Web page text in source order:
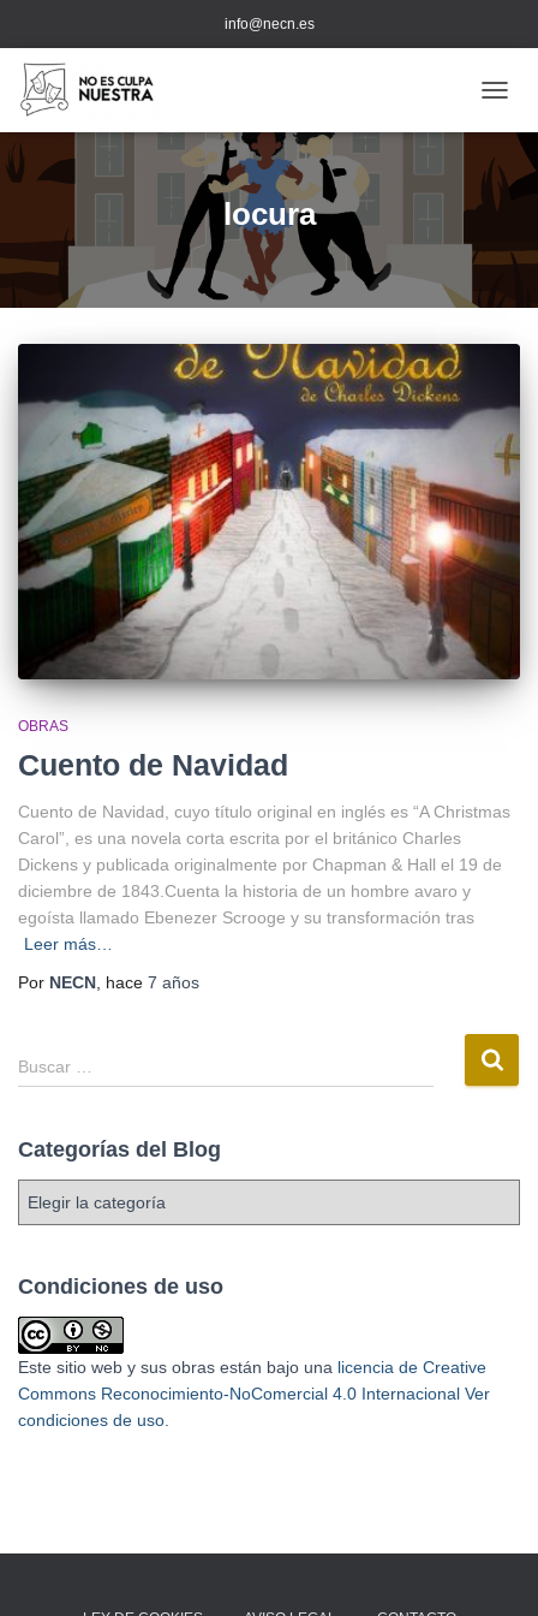
info@necn.es
locura
OBRAS
Cuento de Navidad
Cuento de Navidad, cuyo título original en inglés es “A Christmas
Carol”, es una novela corta escrita por el británico Charles
Dickens y publicada originalmente por Chapman & Hall el 19 de
diciembre de 1843.Cuenta la historia de un hombre avaro y
egoísta llamado Ebenezer Scrooge y su transformación tras
Leer más…
Por NECN , hace 7 años
Buscar …
Categorías del Blog
Condiciones de uso
Este sitio web y sus obras están bajo una licencia de Creative
Commons Reconocimiento-NoComercial 4.0 Internacional Ver
condiciones de uso